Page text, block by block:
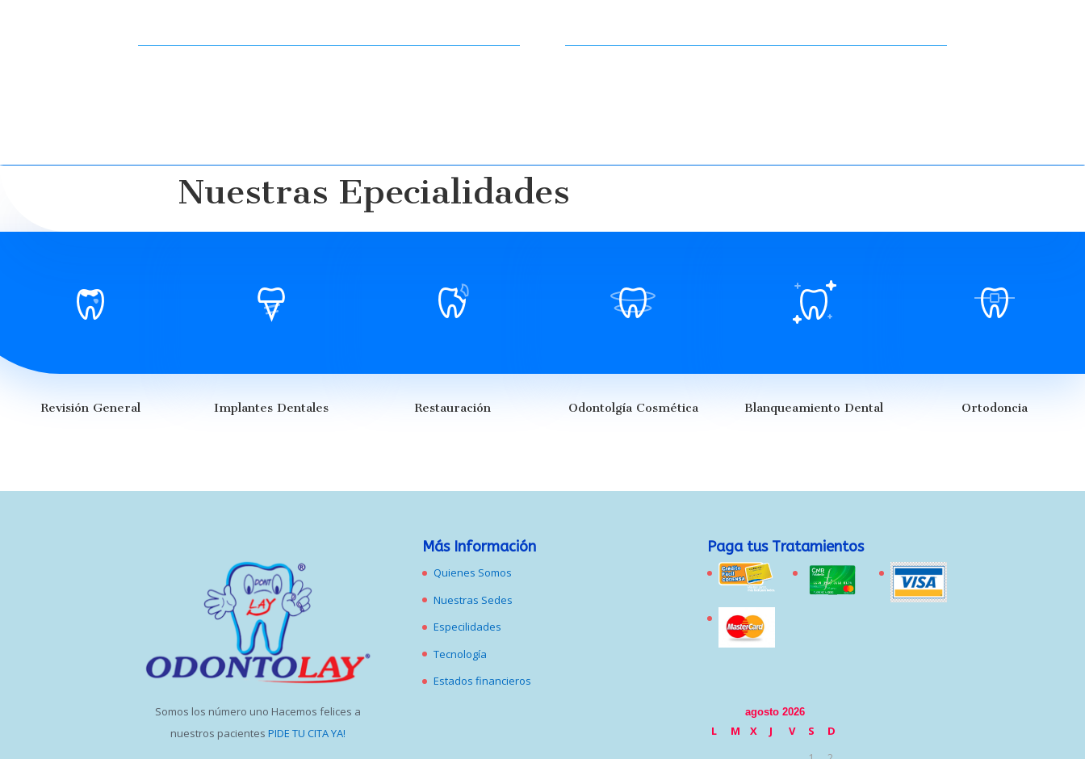
Nuestras Epecialidades
Revisión General Implantes Dentales Restauración Odontolgía Cosmética Blanqueamiento Dental Ortodoncia
Somos los número uno Hacemos felices a
nuestros pacientesPIDE TU CITA YA!
Más Información
Quienes Somos
Nuestras Sedes
Especilidades
Tecnología
Estados financieros
Paga tus Tratamientos
agosto 2026
L M X J V S
D